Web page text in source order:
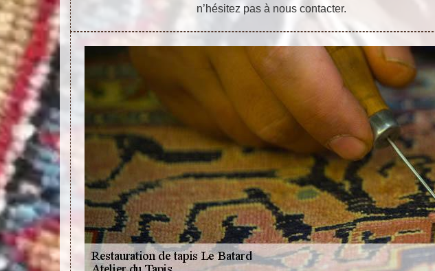
n’hésitez pas à nous contacter.